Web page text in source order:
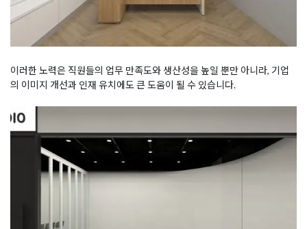
이러한 노력은 직원들의 업무 만족도와 생산성을 높일 뿐만 아니라, 기업
의 이미지 개선과 인재 유치에도 큰 도움이 될 수 있습니다.